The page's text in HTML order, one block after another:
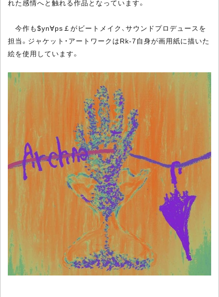
れた感情へと触れる作品となっています。
今作も$yn∀ps￡がビートメイク、サウンドプロデュースを
担当。ジャケット・アートワークはRk-7自身が画用紙に描いた
絵を使用しています。